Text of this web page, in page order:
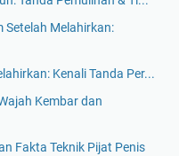
Melahirkan:
Kenali Tanda Per...
Kembar dan
Fakta Teknik Pijat Penis